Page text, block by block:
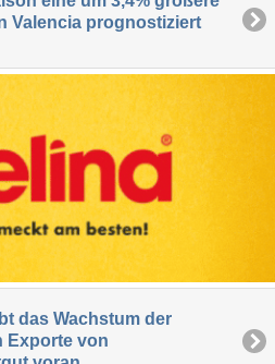
Valencia prognostiziert
das Wachstum der
Exporte von